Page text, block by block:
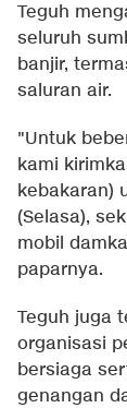
Teguh
seluruh
banjir,
saluran air.
"Untuk
kami
kebakaran)
(Selasa),
mobil
paparnya.
Teguh juga
organisasi
bersiaga
genangan